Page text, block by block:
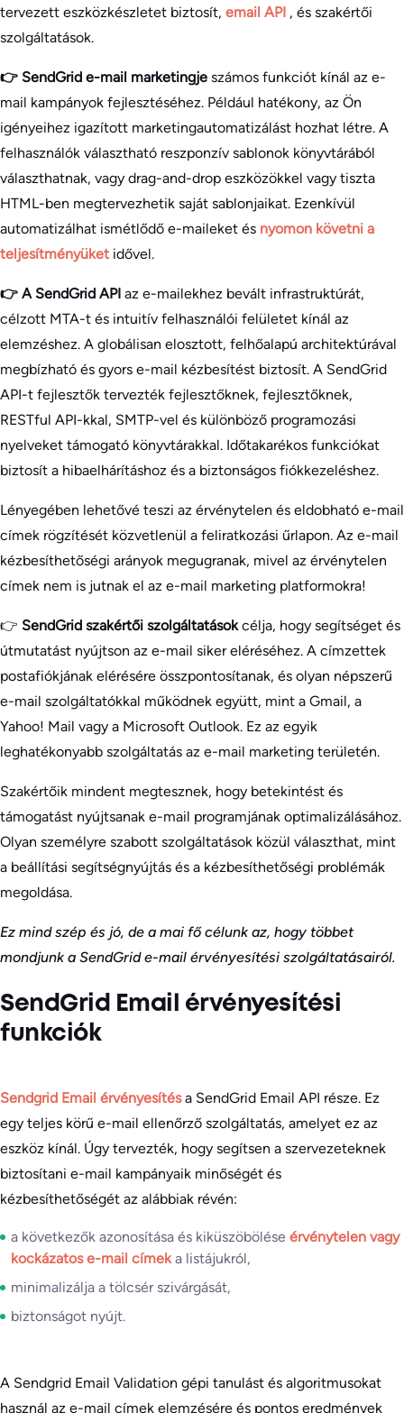
tervezett eszközkészletet biztosít, email API , és szakértői
szolgáltatások.
👉 SendGrid e-mail marketingje számos funkciót kínál az e-
mail kampányok fejlesztéséhez. Például hatékony, az Ön
igényeihez igazított marketingautomatizálást hozhat létre. A
felhasználók választható reszponzív sablonok könyvtárából
választhatnak, vagy drag-and-drop eszközökkel vagy tiszta
HTML-ben megtervezhetik saját sablonjaikat. Ezenkívül
automatizálhat ismétlődő e-maileket és nyomon követni a
teljesítményüket idővel.
👉 A SendGrid API az e-mailekhez bevált infrastruktúrát,
célzott MTA-t és intuitív felhasználói felületet kínál az
elemzéshez. A globálisan elosztott, felhőalapú architektúrával
megbízható és gyors e-mail kézbesítést biztosít. A SendGrid
API-t fejlesztők tervezték fejlesztőknek, fejlesztőknek,
RESTful API-kkal, SMTP-vel és különböző programozási
nyelveket támogató könyvtárakkal. Időtakarékos funkciókat
biztosít a hibaelhárításhoz és a biztonságos fiókkezeléshez.
Lényegében lehetővé teszi az érvénytelen és eldobható e-mail
címek rögzítését közvetlenül a feliratkozási űrlapon. Az e-mail
kézbesíthetőségi arányok megugranak, mivel az érvénytelen
címek nem is jutnak el az e-mail marketing platformokra!
👉 SendGrid szakértői szolgáltatásokcélja, hogy segítséget és
útmutatást nyújtson az e-mail siker eléréséhez. A címzettek
postafiókjának elérésére összpontosítanak, és olyan népszerű
e-mail szolgáltatókkal működnek együtt, mint a Gmail, a
Yahoo! Mail vagy a Microsoft Outlook. Ez az egyik
leghatékonyabb szolgáltatás az e-mail marketing területén.
Szakértőik mindent megtesznek, hogy betekintést és
támogatást nyújtsanak e-mail programjának optimalizálásához.
Olyan személyre szabott szolgáltatások közül választhat, mint
a beállítási segítségnyújtás és a kézbesíthetőségi problémák
megoldása.
Ez mind szép és jó, de a mai fő célunk az, hogy többet
mondjunk a SendGrid e-mail érvényesítési szolgáltatásairól.
SendGrid Email érvényesítési
funkciók
Sendgrid Email érvényesítésa SendGrid Email API része. Ez
egy teljes körű e-mail ellenőrző szolgáltatás, amelyet ez az
eszköz kínál. Úgy tervezték, hogy segítsen a szervezeteknek
biztosítani e-mail kampányaik minőségét és
kézbesíthetőségét az alábbiak révén:
a következők azonosítása és kiküszöbölése érvénytelen vagy
kockázatos e-mail címeka listájukról,
minimalizálja a tölcsér szivárgását,
biztonságot nyújt.
A Sendgrid Email Validation gépi tanulást és algoritmusokat
használ az e-mail címek elemzésére és pontos eredmények